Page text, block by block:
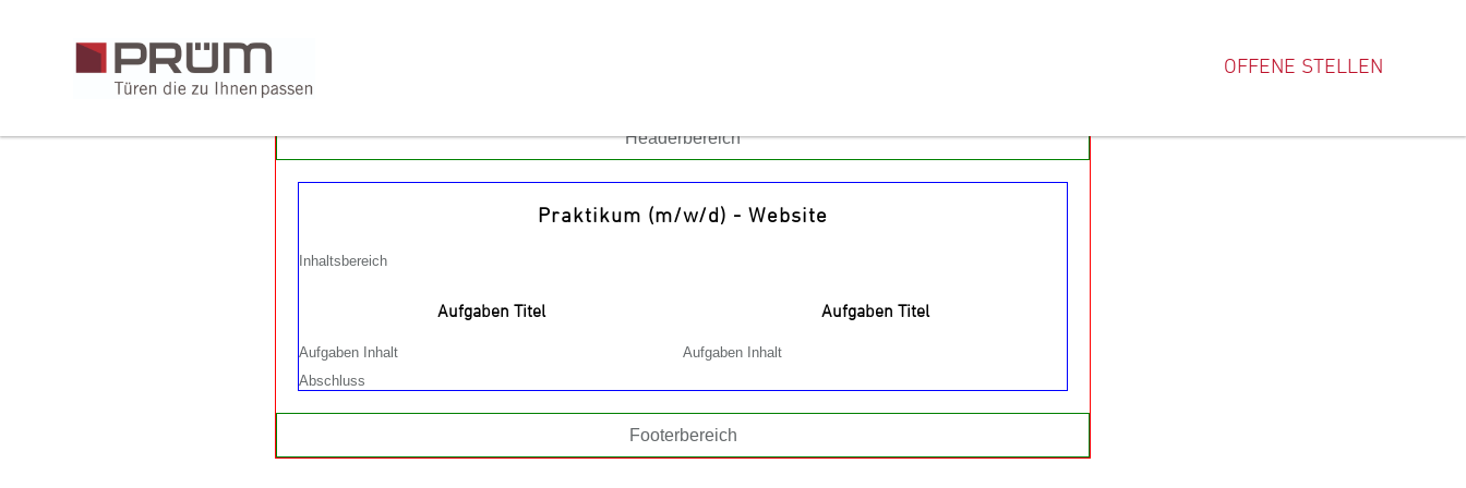
OFFENE STELLEN
Headerbereich
Praktikum (m/w/d) - Website
Inhaltsbereich
Aufgaben Titel
Aufgaben Inhalt
Aufgaben Titel
Aufgaben Inhalt
Abschluss
Footerbereich